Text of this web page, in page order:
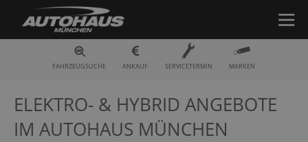
Fahrzeugsuche
FAHRZEUGSUCHE ANKAUF SERVICETERMIN MARKEN
ELEKTRO- & HYBRID ANGEBOTE
IM AUTOHAUS MÜNCHEN